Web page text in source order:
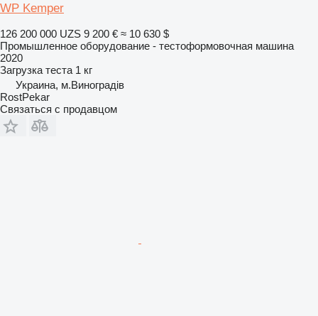
WP Kemper
126 200 000 UZS 9 200 € ≈ 10 630 $
Промышленное оборудование - тестоформовочная машина
2020
Загрузка теста 1 кг
Украина, м.Виноградів
RostPekar
Связаться с продавцом